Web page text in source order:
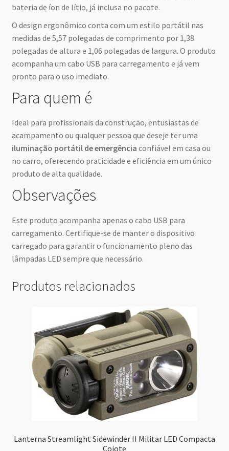
bateria de íon de lítio, já inclusa no pacote.
O design ergonômico conta com um estilo portátil nas
medidas de 5,57 polegadas de comprimento por 1,38
polegadas de altura e 1,06 polegadas de largura. O produto
acompanha um cabo USB para carregamento e já vem
pronto para o uso imediato.
Para quem é
Ideal para profissionais da construção, entusiastas de
acampamento ou qualquer pessoa que deseje ter uma
iluminação portátil de emergência confiável em casa ou
no carro, oferecendo praticidade e eficiência em um único
produto de alta qualidade.
Observações
Este produto acompanha apenas o cabo USB para
carregamento. Certifique-se de manter o dispositivo
carregado para garantir o funcionamento pleno das
lâmpadas LED sempre que necessário.
Produtos relacionados
Lanterna Streamlight Sidewinder II Militar LED Compacta
Coiote